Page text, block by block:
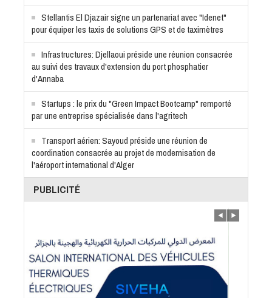
Stellantis El Djazair signe un partenariat avec "Idenet"
pour équiper les taxis de solutions GPS et de taximètres
Infrastructures: Djellaoui préside une réunion consacrée
au suivi des travaux d'extension du port phosphatier
d'Annaba
Startups : le prix du "Green Impact Bootcamp" remporté
par une entreprise spécialisée dans l'agritech
Transport aérien: Sayoud préside une réunion de
coordination consacrée au projet de modernisation de
l'aéroport international d'Alger
PUBLICITÉ